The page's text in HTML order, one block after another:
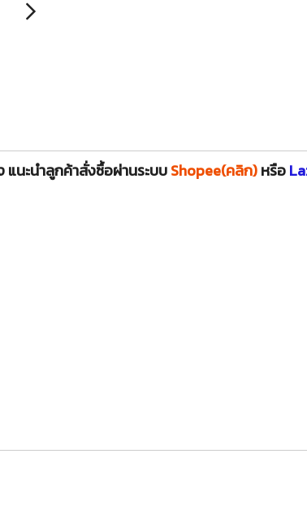
แนะนำลูกค้าสั่งซื้อผ่านระบบShopee(คลิก)หรือ